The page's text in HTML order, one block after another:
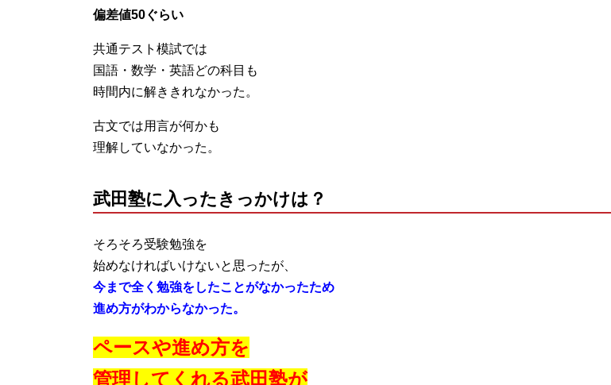
偏差値50ぐらい
共通テスト模試では
国語・数学・英語どの科目も
時間内に解ききれなかった。
古文では用言が何かも
理解していなかった。
武田塾に入ったきっかけは？
そろそろ受験勉強を
始めなければいけないと思ったが、
今まで全く勉強をしたことがなかったため
進め方がわからなかった。
ペースや進め方を
管理してくれる武田塾が